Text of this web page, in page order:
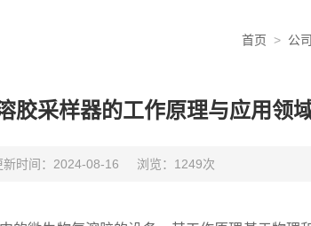
首页 > 公
胶采样器的工作原理与应用领
新时间：2024-08-16 浏览：1249次